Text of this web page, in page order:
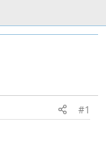
#1